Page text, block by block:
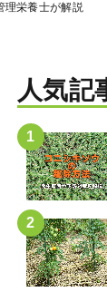
理栄養士が解説
人気記